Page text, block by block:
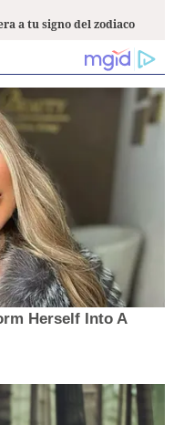
a tu signo del zodiaco
Herself Into A